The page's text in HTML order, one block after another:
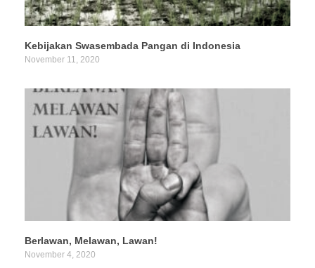
Kebijakan Swasembada Pangan di Indonesia
November 11, 2020
Berlawan, Melawan, Lawan!
November 4, 2020